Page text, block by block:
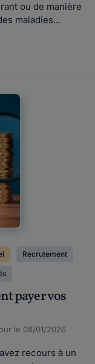
ou de manière
maladies...
Recrutement
payer vos
le 08/01/2026
recours à un